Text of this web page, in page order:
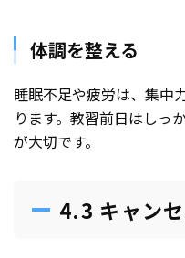
体調を整える
睡眠不足や疲労は、集中
ります。教習前日はしっ
が大切です。
4.3 キャン